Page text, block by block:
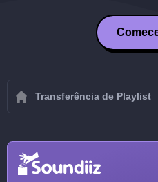
Transferência de Playlist